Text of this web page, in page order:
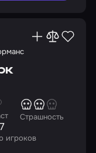
Страшность
игроков